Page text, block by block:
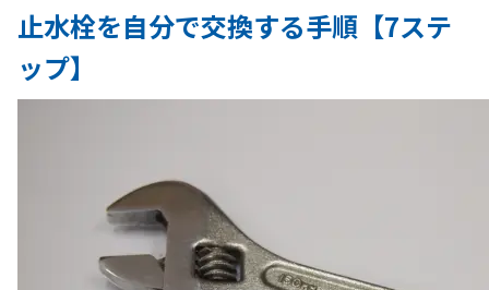
止水栓を自分で交換する手順【7ステ
ップ】